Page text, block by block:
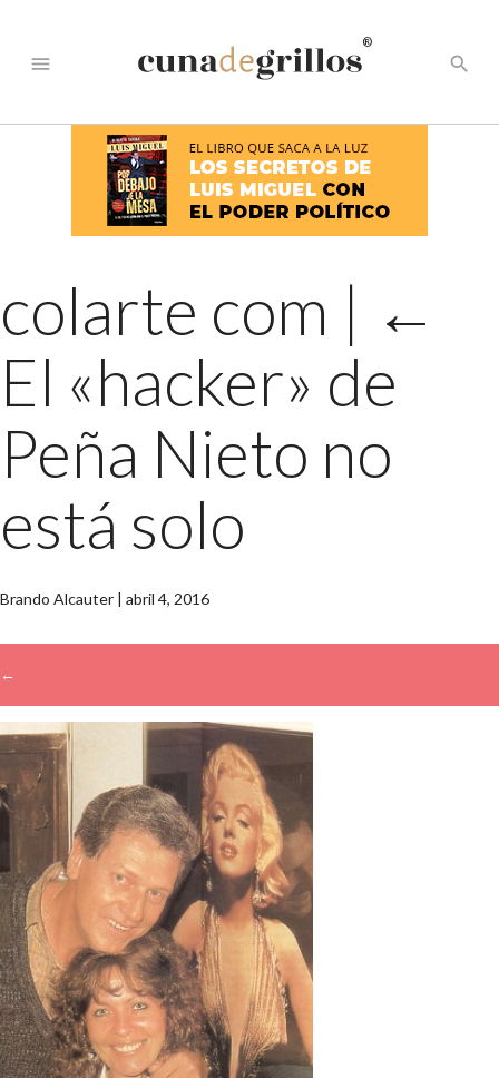
menu
®
search
colarte com | ←
El «hacker» de
Peña Nieto no
está solo
Brando Alcauter | abril 4, 2016
←
→